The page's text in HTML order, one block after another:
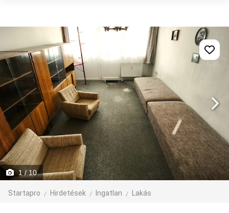
1/ 10
Startapro Hirdetések Ingatlan Lakás